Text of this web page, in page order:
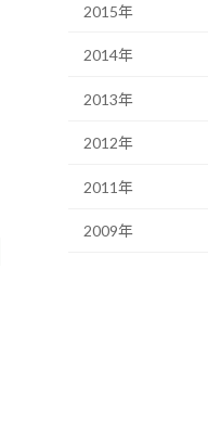
2015年
2014年
2013年
2012年
2011年
2009年